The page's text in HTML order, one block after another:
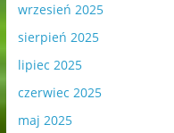
wrzesień 2025
sierpień 2025
lipiec 2025
czerwiec 2025
maj 2025